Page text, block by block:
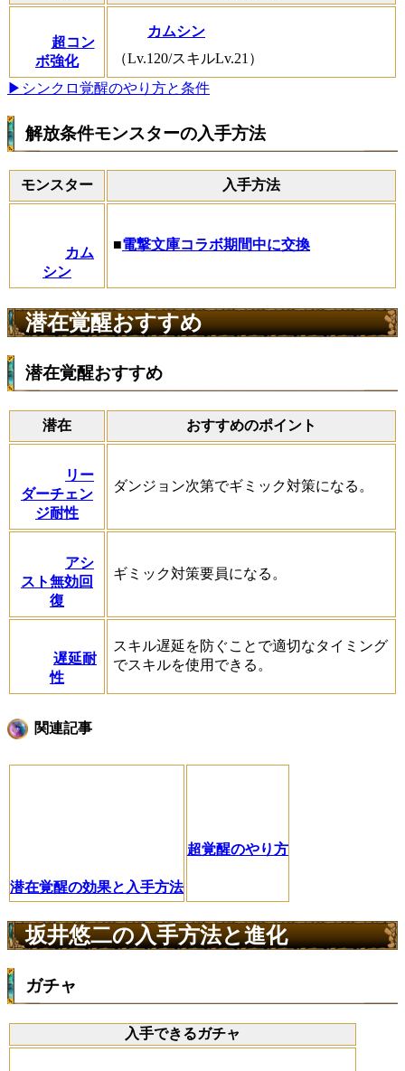
超コン
ボ強化
カムシン
（Lv.120/スキルLv.21）
▶シンクロ覚醒のやり方と条件
解放条件モンスターの入手方法
モンスター 入手方法
カム
シン
■電撃文庫コラボ期間中に交換
潜在覚醒おすすめ
潜在覚醒おすすめ
潜在 おすすめのポイント
リー
ダーチェン
ジ耐性
ダンジョン次第でギミック対策になる。
アシ
スト無効回
復
ギミック対策要員になる。
遅延耐
性
スキル遅延を防ぐことで適切なタイミング
でスキルを使用できる。
関連記事
潜在覚醒の効果と入手方法
超覚醒のやり方
坂井悠二の入手方法と進化
ガチャ
入手できるガチャ